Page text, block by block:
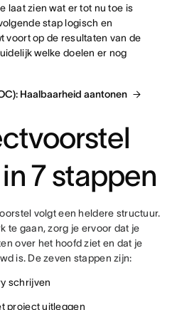
laat zien wat er tot nu toe is
stap logisch en
voort op de resultaten van de
welke doelen er nog
Haalbaarheid aantonen
7 stappen
volgt een heldere structuur.
te gaan, zorg je ervoor dat je
over het hoofd ziet en dat je
is. De zeven stappen zijn:
schrijven
project uitleggen